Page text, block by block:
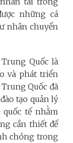
những cá
nhân chuyển
Quốc là
và phát triển
Quốc đã
tạo quản lý
tế nhằm
cần thiết để
chóng trong